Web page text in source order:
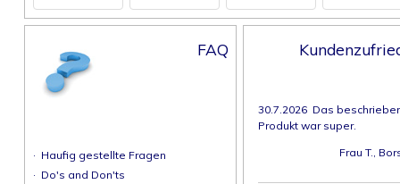
FAQ
· Haufig gestellte Fragen
· Do's and Don'ts
30.7.2026 Das
Produkt war super.
Frau T.,